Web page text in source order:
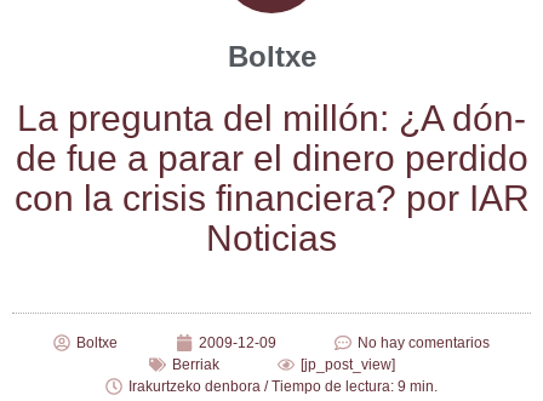
Boltxe
La pre­gun­ta del millón: ¿A dón­
de fue a parar el dine­ro per­di­do
con la cri­sis finan­cie­ra? por IAR
Noticias
Boltxe 2009-12-09
No hay comentarios
Berriak
[jp_post_view]
Irakurtzeko denbora / Tiempo de lectura: 9 min.